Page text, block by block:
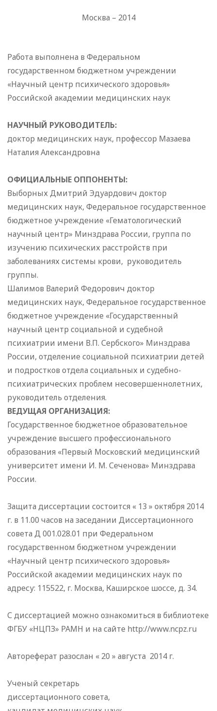
Москва – 2014
Работа выполнена в Федеральном
государственном бюджетном учреждении
«Научный центр психического здоровья»
Российской академии медицинских наук
НАУЧНЫЙ РУКОВОДИТЕЛЬ:
доктор медицинских наук, профессор Мазаева
Наталия Александровна
ОФИЦИАЛЬНЫЕ ОППОНЕНТЫ:
Выборных Дмитрий Эдуардович доктор
медицинских наук, Федеральное государственное
бюджетное учреждение «Гематологический
научный центр» Минздрава России, группа по
изучению психических расстройств при
заболеваниях системы крови, руководитель
группы.
Шалимов Валерий Федорович доктор
медицинских наук, Федеральное государственное
бюджетное учреждение «Государственный
научный центр социальной и судебной
психиатрии имени В.П. Сербского» Минздрава
России, отделение социальной психиатрии детей
и подростков отдела социальных и судебно-
психиатрических проблем несовершеннолетних,
руководитель отделения.
ВЕДУЩАЯ ОРГАНИЗАЦИЯ:
Государственное бюджетное образовательное
учреждение высшего профессионального
образования «Первый Московский медицинский
университет имени И. М. Сеченова» Минздрава
России.
Защита диссертации состоится « 13 » октября 2014
г. в 11.00 часов на заседании Диссертационного
совета Д 001.028.01 при Федеральном
государственном бюджетном учреждении
«Научный центр психического здоровья»
Российской академии медицинских наук по
адресу: 115522, г. Москва, Каширское шоссе, д. 34.
С диссертацией можно ознакомиться в библиотеке
ФГБУ «НЦПЗ» РАМН и на сайте http://www.ncpz.ru
Автореферат разослан « 20 » августа 2014 г.
Ученый секретарь
диссертационного совета,